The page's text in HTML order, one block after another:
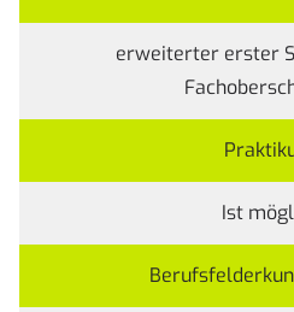
erweiterter erster
Ist